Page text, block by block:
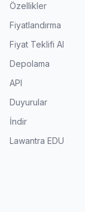
Özellikler
Fiyatlandırma
Fiyat Teklifi Al
Depolama
API
Duyurular
İndir
Lawantra EDU